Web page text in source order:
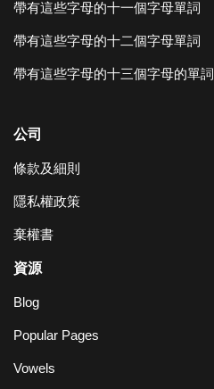
帶有這些字母的十一個字母單詞
帶有這些字母的十二個字母單詞
帶有這些字母的十三個字母的單詞
公司
條款及細則
隱私權政策
棄權書
資源
Blog
Popular Pages
Vowels